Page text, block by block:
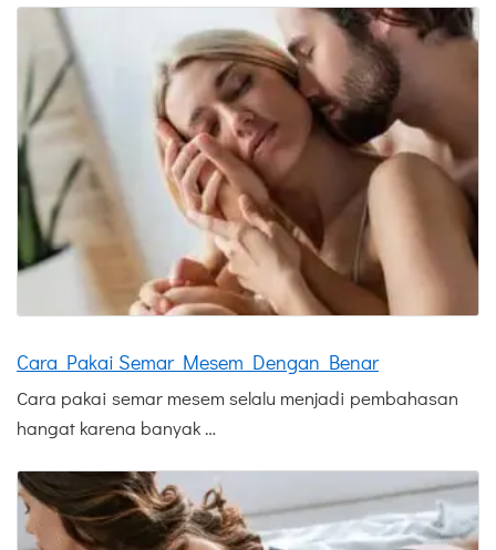
Cara Pakai Semar Mesem Dengan Benar
Cara pakai semar mesem selalu menjadi pembahasan
hangat karena banyak …